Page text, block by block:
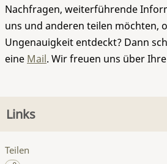
Nachfragen, weiterführende
uns und anderen teilen möchten,
Ungenauigkeit entdeckt? Dann
eine Mail. Wir freuen uns über
Links
Teilen